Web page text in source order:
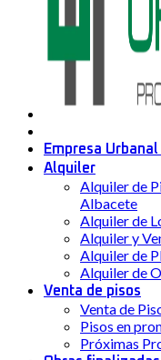
Empresa
Alquiler
Alquiler de
Albacete
Alquiler de
Alquiler y
Alquiler de
Alquiler de
Venta de pisos
Venta de
Pisos en
Próximas